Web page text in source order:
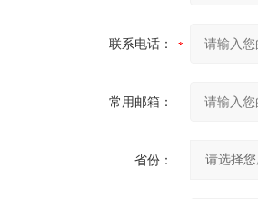
联系电话：
常用邮箱：
省份：